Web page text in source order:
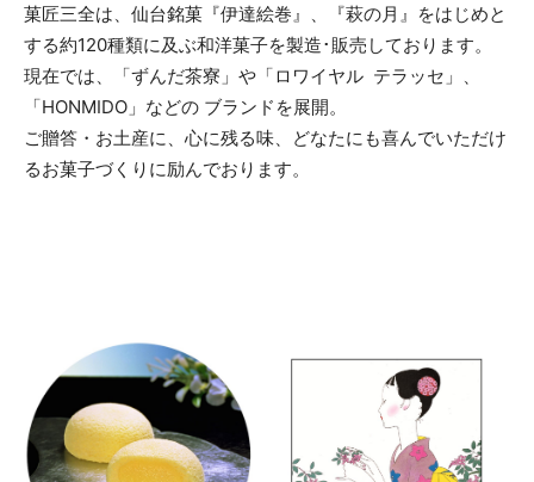
菓匠三全は、仙台銘菓『伊達絵巻』、『萩の月』をはじめと
する約120種類に及ぶ和洋菓子を製造･販売しております。
現在では、「ずんだ茶寮」や「ロワイヤル テラッセ」、
「HONMIDO」などの ブランドを展開。
ご贈答・お土産に、心に残る味、どなたにも喜んでいただけ
るお菓子づくりに励んでおります。